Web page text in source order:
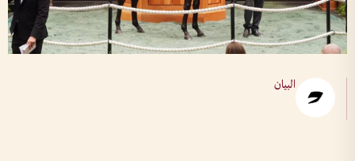
البيان